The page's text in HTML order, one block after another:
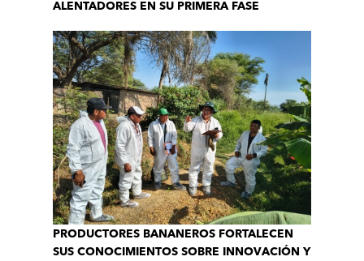
ALENTADORES EN SU PRIMERA FASE
PRODUCTORES BANANEROS FORTALECEN
SUS CONOCIMIENTOS SOBRE INNOVACIÓN Y